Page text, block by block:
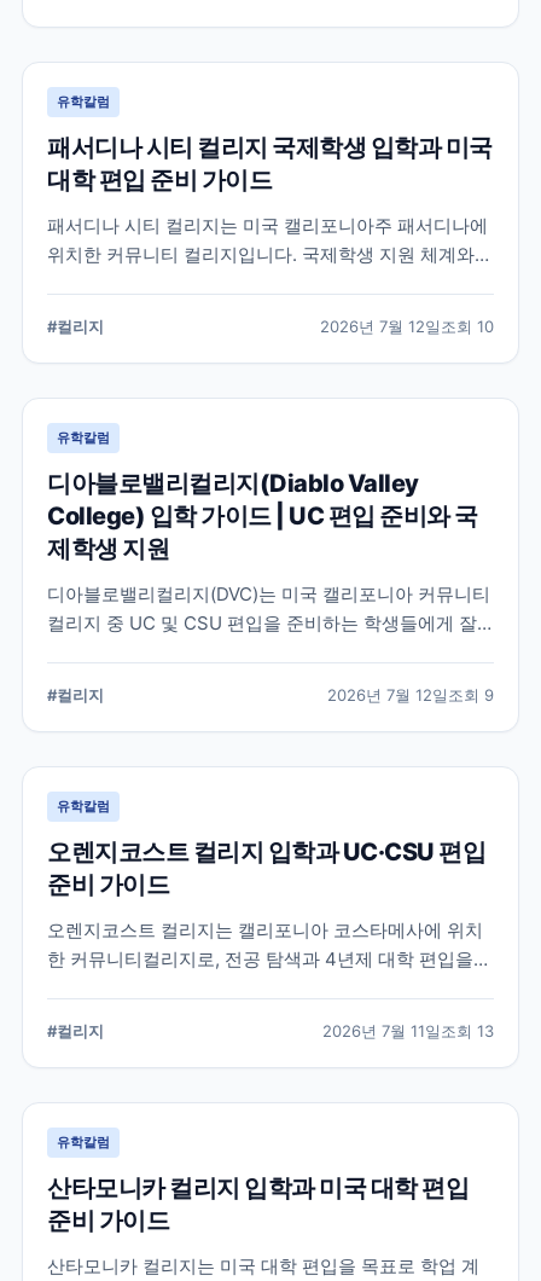
유학칼럼
패서디나 시티 컬리지 국제학생 입학과 미국
대학 편입 준비 가이드
패서디나 시티 컬리지는 미국 캘리포니아주 패서디나에
위치한 커뮤니티 컬리지입니다. 국제학생 지원 체계와
#컬리지 2026년 7월 12일조회 10
유학칼럼
디아블로밸리컬리지(Diablo Valley
College) 입학 가이드 | UC 편입 준비와 국
제학생 지원
디아블로밸리컬리지(DVC)는 미국 캘리포니아 커뮤니티
컬리지 중 UC 및 CSU 편입을 준비하는 학생들에게 잘
정리했습니다.
#컬리지 2026년 7월 12일조회 9
유학칼럼
오렌지코스트 컬리지 입학과 UC·CSU 편입
준비 가이드
오렌지코스트 컬리지는 캘리포니아 코스타메사에 위치
한 커뮤니티컬리지로, 전공 탐색과 4년제 대학 편입을
#컬리지 2026년 7월 11일조회 13
유학칼럼
산타모니카 컬리지 입학과 미국 대학 편입
준비 가이드
산타모니카 컬리지는 미국 대학 편입을 목표로 학업 계